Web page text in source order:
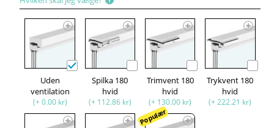
Uden
ventilation
(+ 0.00 kr)
Spilka 180
hvid
(+ 112.86 kr)
Trimvent 180
hvid
(+ 130.00 kr)
Trykvent 180
hvid
(+ 222.21 kr)
Populær